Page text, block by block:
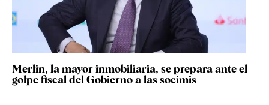
Merlin, la mayor inmobiliaria, se prepara ante el
golpe fiscal del Gobierno a las socimis